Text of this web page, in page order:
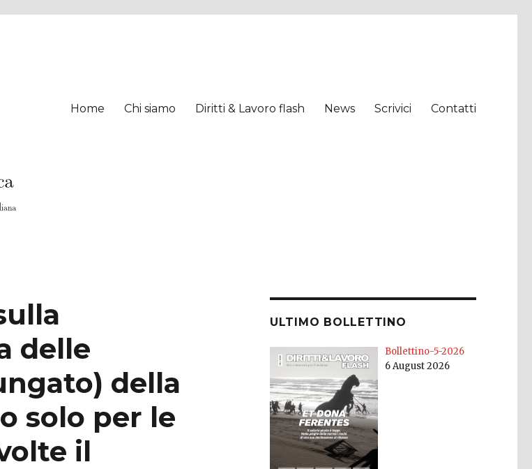
Home Chi siamo Diritti & Lavoro flash News Scrivici Contatti
delle
della
solo per le
il
ULTIMO BOLLETTINO
Bollettino-5-2026
6 August 2026